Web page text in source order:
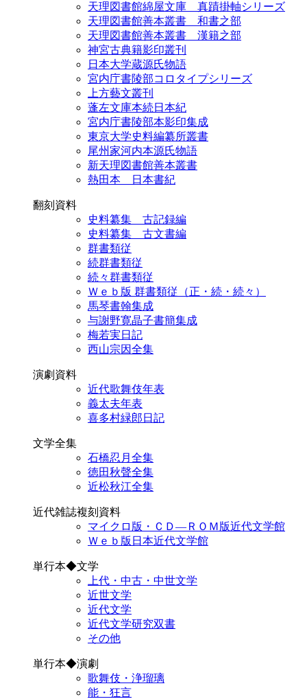
天理図書館綿屋文庫 真蹟掛軸シリーズ
天理図書館善本叢書 和書之部
天理図書館善本叢書 漢籍之部
神宮古典籍影印叢刊
日本大学蔵源氏物語
宮内庁書陵部コロタイプシリーズ
上方藝文叢刊
蓬左文庫本続日本紀
宮内庁書陵部本影印集成
東京大学史料編纂所叢書
尾州家河内本源氏物語
新天理図書館善本叢書
熱田本 日本書紀
翻刻資料
史料纂集 古記録編
史料纂集 古文書編
群書類従
続群書類従
続々群書類従
Ｗｅｂ版 群書類従（正・続・続々）
馬琴書翰集成
与謝野寛晶子書簡集成
梅若実日記
西山宗因全集
演劇資料
近代歌舞伎年表
義太夫年表
喜多村緑郎日記
文学全集
石橋忍月全集
徳田秋聲全集
近松秋江全集
近代雑誌複刻資料
マイクロ版・ＣＤ―ＲＯＭ版近代文学館
Ｗｅｂ版日本近代文学館
単行本◆文学
上代・中古・中世文学
近世文学
近代文学
近代文学研究双書
その他
単行本◆演劇
歌舞伎・浄瑠璃
能・狂言